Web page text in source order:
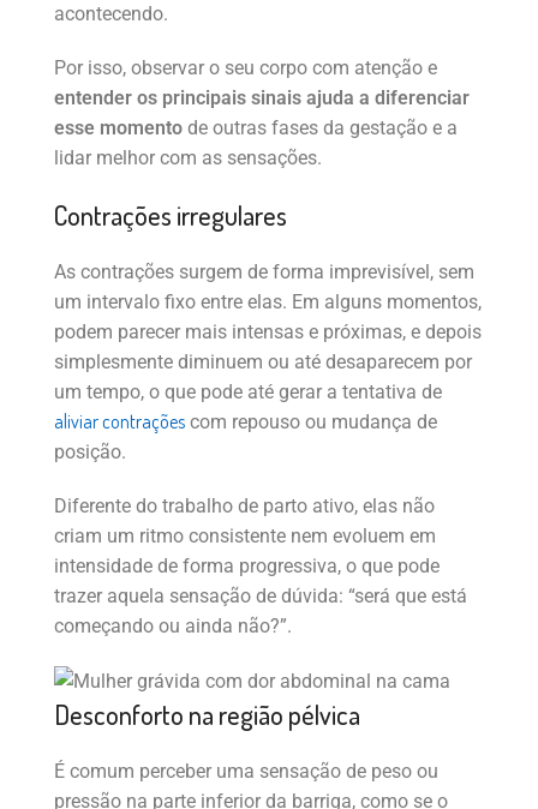
acontecendo.
Por isso, observar o seu corpo com atenção e
entender os principais sinais ajuda a diferenciar
esse momento de outras fases da gestação e a
lidar melhor com as sensações.
Contrações irregulares
As contrações surgem de forma imprevisível, sem
um intervalo fixo entre elas. Em alguns momentos,
podem parecer mais intensas e próximas, e depois
simplesmente diminuem ou até desaparecem por
um tempo, o que pode até gerar a tentativa de
aliviar contrações com repouso ou mudança de
posição.
Diferente do trabalho de parto ativo, elas não
criam um ritmo consistente nem evoluem em
intensidade de forma progressiva, o que pode
trazer aquela sensação de dúvida: “será que está
começando ou ainda não?”.
Desconforto na região pélvica
É comum perceber uma sensação de peso ou
pressão na parte inferior da barriga, como se o